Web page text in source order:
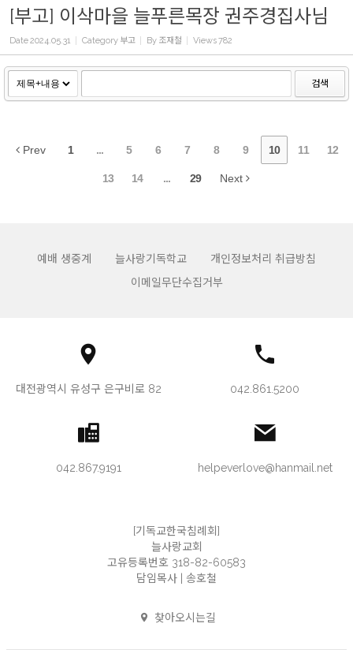
[부고] 이삭마을 늘푸른목장 권주경집사님
Date2024.05.31 Category 부고 By 조재철 Views782
검색
Prev 1 ... 5 6 7 8 9 10 11 12
13 14 ... 29 Next
예배 생중계 늘사랑기독학교
개인정보처리 취급방침
이메일무단수집거부
대전광역시 유성구 은구비로 82 042.861.5200
042.867.9191 helpeverlove@hanmail.net
[기독교한국침례회]
늘사랑교회
고유등록번호 318-82-60583
담임목사 | 송호철
찾아오시는길